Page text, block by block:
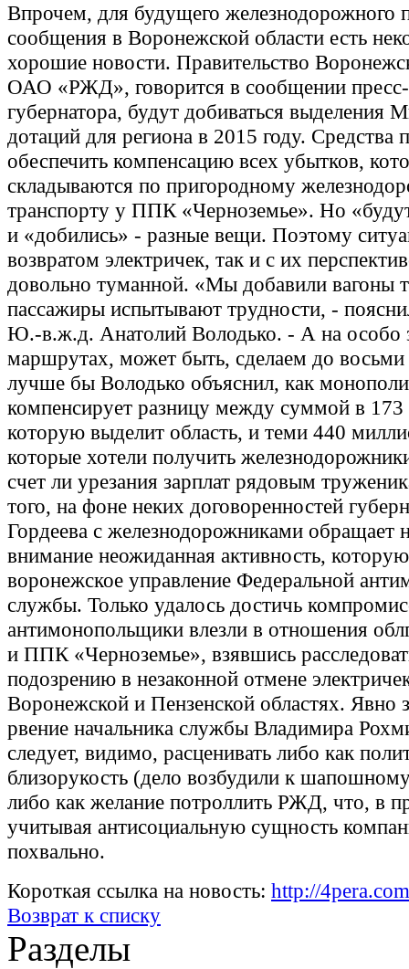
Впрочем, для будущего железнодорожного
сообщения в Воронежской области есть
хорошие новости. Правительство
ОАО «РЖД», говорится в сообщении
губернатора, будут добиваться выделения
дотаций для региона в 2015 году. Средства
обеспечить компенсацию всех убытков,
складываются по пригородному
транспорту у ППК «Черноземье». Но
и «добились» - разные вещи. Поэтому
возвратом электричек, так и с их
довольно туманной. «Мы добавили вагоны
пассажиры испытывают трудности, -
Ю.-в.ж.д. Анатолий Володько. - А на особо
маршрутах, может быть, сделаем до
лучше бы Володько объяснил, как
компенсирует разницу между суммой в
которую выделит область, и теми 440
которые хотели получить
счет ли урезания зарплат рядовым
того, на фоне неких договоренностей
Гордеева с железнодорожниками обращает
внимание неожиданная активность,
воронежское управление Федеральной
службы. Только удалось достичь
антимонопольщики влезли в отношения
и ППК «Черноземье», взявшись
подозрению в незаконной отмене
Воронежской и Пензенской областях. Явно
рвение начальника службы Владимира
следует, видимо, расценивать либо как
близорукость (дело возбудили к
либо как желание потроллить РЖД, что, в
учитывая антисоциальную сущность
похвально.
Короткая ссылка на новость: http://
Возврат к списку
Разделы